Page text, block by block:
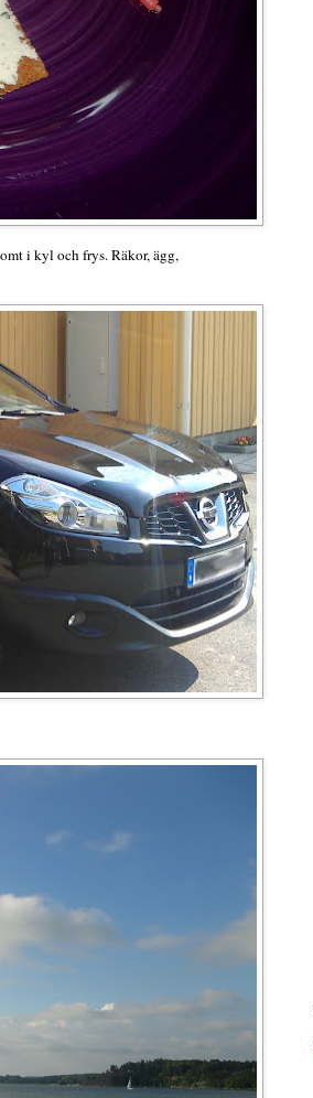
i kyl och frys. Räkor, ägg,